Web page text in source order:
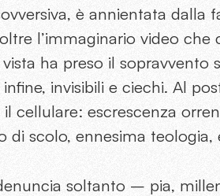
è annientata dalla
l’immaginario video che
vista ha preso il
invisibili e ciechi. Al
cellulare: escrescenza
scolo, ennesima teologia,
soltanto – pia,